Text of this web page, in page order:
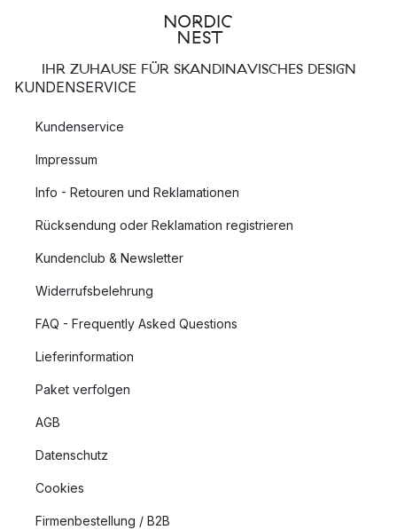
IHR ZUHAUSE FÜR SKANDINAVISCHES DESIGN
KUNDENSERVICE
Kundenservice
Impressum
Info - Retouren und Reklamationen
Rücksendung oder Reklamation registrieren
Kundenclub & Newsletter
Widerrufsbelehrung
FAQ - Frequently Asked Questions
Lieferinformation
Paket verfolgen
AGB
Datenschutz
Cookies
Firmenbestellung / B2B